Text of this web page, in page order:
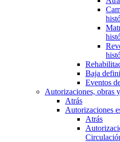
Baja
Eventos
Autorizaciones, obras
Atrás
Autorizaciones
Atrás